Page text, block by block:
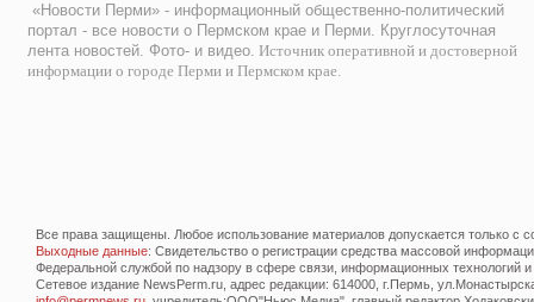
«Новости Перми» - информационный общественно-политический
портал - все новости о Пермском крае и Перми. Круглосуточная
лента новостей. Фото- и видео. Источник оперативной и достоверной
информации о городе Перми и Пермском крае.
Все права защищены. Любое использование материалов допускается только с
Выходные данные: Свидетельство о регистрации средства массовой
Федеральной службой по надзору в сфере связи, информационных технологий
Сетевое издание NewsPerm.ru, адрес редакции: 614000, г.Пермь,